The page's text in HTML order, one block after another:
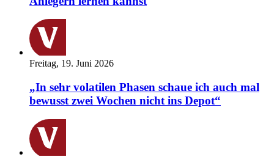
Freitag, 19. Juni 2026
„In sehr volatilen Phasen schaue ich auch mal
bewusst zwei Wochen nicht ins Depot“